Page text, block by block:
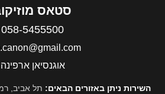
סטאס
058-5455500
אוגנסיאן ארפינה
השירות ניתן באזורים הבאים: תל אביב,